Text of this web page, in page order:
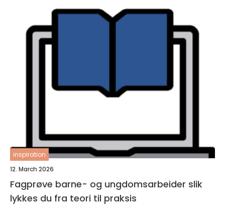
inspiration
12. March 2026
Fagprøve barne- og ungdomsarbeider slik
lykkes du fra teori til praksis